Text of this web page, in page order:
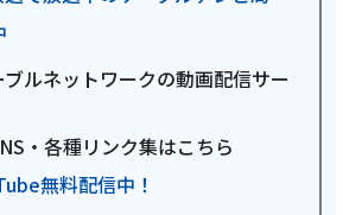
ルネットワークの動画配信サー
・各種リンク集はこちら
無料配信中！